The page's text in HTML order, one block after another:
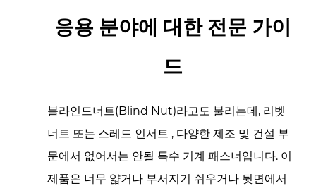
응용 분야에 대한 전문 가이
드
블라인드너트(Blind Nut)라고도 불리는데, 리벳
너트 또는 스레드 인서트 , 다양한 제조 및 건설 부
문에서 없어서는 안될 특수 기계 패스너입니다. 이
제품은 너무 얇거나 부서지기 쉬우거나 뒷면에서